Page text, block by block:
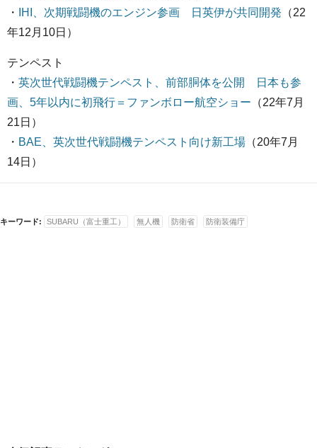
・
IHI、次期戦闘機のエンジン参画 日英伊が共同開発 （22
年12月10日）
テンペスト
・ 英次世代戦闘機テンペスト、前部胴体を公開 日本も参
画、5年以内に初飛行＝ファンボロー航空ショー （22年7月
21日）
・ BAE、英次世代戦闘機テンペスト向け新工場 （20年7月
14日）
キーワード: SUBARU（富士重工） 無人機 防衛省 防衛装備庁